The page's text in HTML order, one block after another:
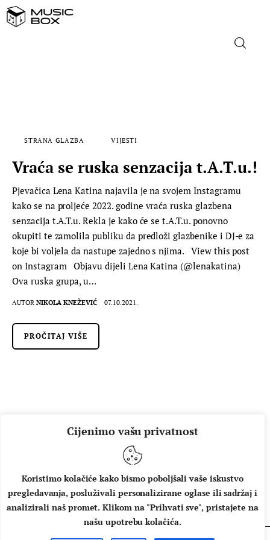
Cijenimo vašu privatnost
Koristimo kolačiće kako bismo poboljšali vaše iskustvo
pregledavanja, posluživali personalizirane oglase ili sadržaj i
analizirali naš promet. Klikom na "Prihvati sve", pristajete na
našu upotrebu kolačića.
MUSIC BOX
STRANA GLAZBA VIJESTI
Vraća se ruska senzacija t.A.T.u.!
Pjevačica Lena Katina najavila je na svojem Instagramu
kako se na proljeće 2022. godine vraća ruska glazbena
senzacija t.A.T.u. Rekla je kako će se t.A.T.u. ponovno
okupiti te zamolila publiku da predloži glazbenike i DJ-e za
koje bi voljela da nastupe zajedno s njima. View this post
on Instagram Objavu dijeli Lena Katina (@lenakatina)
Ova ruska grupa, u…
AUTOR NIKOLA KNEŽEVIĆ 07.10.2021.
PROČITAJ VIŠE
O NAMA IMPRESSUM UVJETI KORIŠTENJA